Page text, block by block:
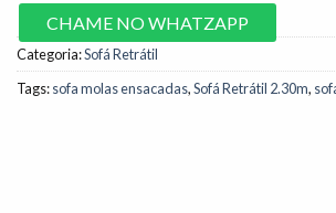
CHAME NO WHATZAPP
Categoria:Sofá Retrátil
Tags:sofa molas ensacadas,Sofá Retrátil 2.30m,